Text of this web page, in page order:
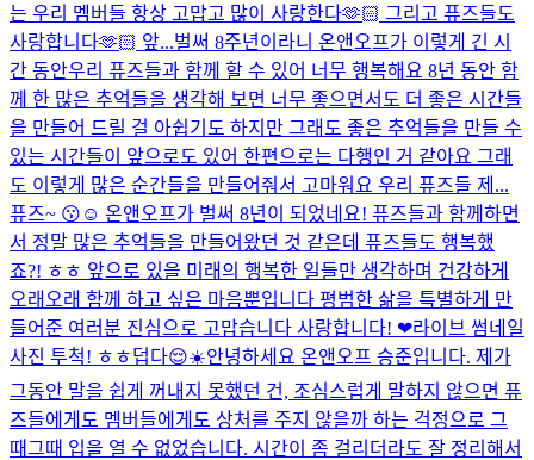
는 우리 멤버들 항상 고맙고 많이 사랑한다🫶🏻 그리고 퓨즈들도
사랑합니다🫶🏻 앞...벌써 8주년이라니 온앤오프가 이렇게 긴 시
간 동안우리 퓨즈들과 함께 할 수 있어 너무 행복해요 8년 동안 함
께 한 많은 추억들을 생각해 보면 너무 좋으면서도 더 좋은 시간들
을 만들어 드릴 걸 아쉽기도 하지만 그래도 좋은 추억들을 만들 수
있는 시간들이 앞으로도 있어 한편으로는 다행인 거 같아요 그래
도 이렇게 많은 순간들을 만들어줘서 고마워요 우리 퓨즈들 제...
퓨즈~ 😗☺️ 온앤오프가 벌써 8년이 되었네요! 퓨즈들과 함께하면
서 정말 많은 추억들을 만들어왔던 것 같은데 퓨즈들도 행복했
죠?! ㅎㅎ 앞으로 있을 미래의 행복한 일들만 생각하며 건강하게
오래오래 함께 하고 싶은 마음뿐입니다 평범한 삶을 특별하게 만
들어준 여러분 진심으로 고맙습니다 사랑합니다! ❤라이브 썸네일
사진 투척! ㅎㅎ덥다😌☀️안녕하세요 온앤오프 승준입니다. 제가
그동안 말을 쉽게 꺼내지 못했던 건, 조심스럽게 말하지 않으면 퓨
즈들에게도 멤버들에게도 상처를 주지 않을까 하는 걱정으로 그
때그때 입을 열 수 없었습니다. 시간이 좀 걸리더라도 잘 정리해서